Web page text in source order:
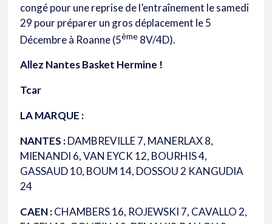
congé pour une reprise de l’entraînement le samedi
29 pour préparer un gros déplacement le 5
Décembre à Roanne (5ème 8V/4D).
Allez Nantes Basket Hermine !
Tcar
LA MARQUE :
NANTES :DAMBREVILLE 7, MANERLAX 8,
MIENANDI 6, VAN EYCK 12, BOURHIS 4,
GASSAUD 10, BOUM 14, DOSSOU 2 KANGUDIA
24
CAEN :CHAMBERS 16, ROJEWSKI 7, CAVALLO 2,